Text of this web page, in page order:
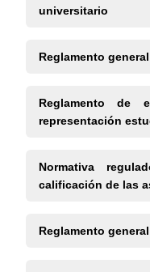
universitario
Reglamento
Reglamento de
representación
Normativa
calificación de las
Reglamento